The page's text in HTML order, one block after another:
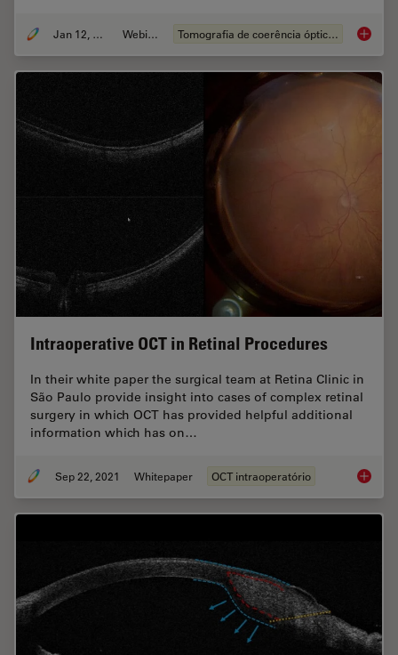
Jan 12, 2022 Webinar Tomografia de coerência óptica (OCT) Clinical
Intraoperative OCT in Retinal Procedures
In their white paper the surgical team at Retina Clinic in
São Paulo provide insight into cases of complex retinal
surgery in which OCT has provided helpful additional
information which has on…
Sep 22, 2021 Whitepaper OCT intraoperatório